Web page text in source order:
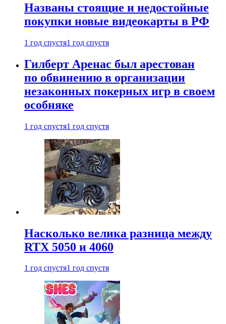
Названы стоящие и недостойные
покупки новые видеокарты в РФ
1 год спустя1 год спустя
Гилберт Аренас был арестован
по обвинению в организации
незаконных покерных игр в своем
особняке
1 год спустя1 год спустя
Насколько велика разница между
RTX 5050 и 4060
1 год спустя1 год спустя